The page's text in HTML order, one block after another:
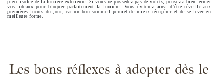
pièce isolée de la lumière extérieure. Si vous ne possédez pas de volets, pensez à bien fermer
vos rideaux pour bloquer parfaitement la lumière. Vous éviterez ainsi d’être réveillé aux
premières lueurs du jour, car un bon sommeil permet de mieux récupérer et de se lever en
meilleure forme.
Les bons réflexes à adopter dès le